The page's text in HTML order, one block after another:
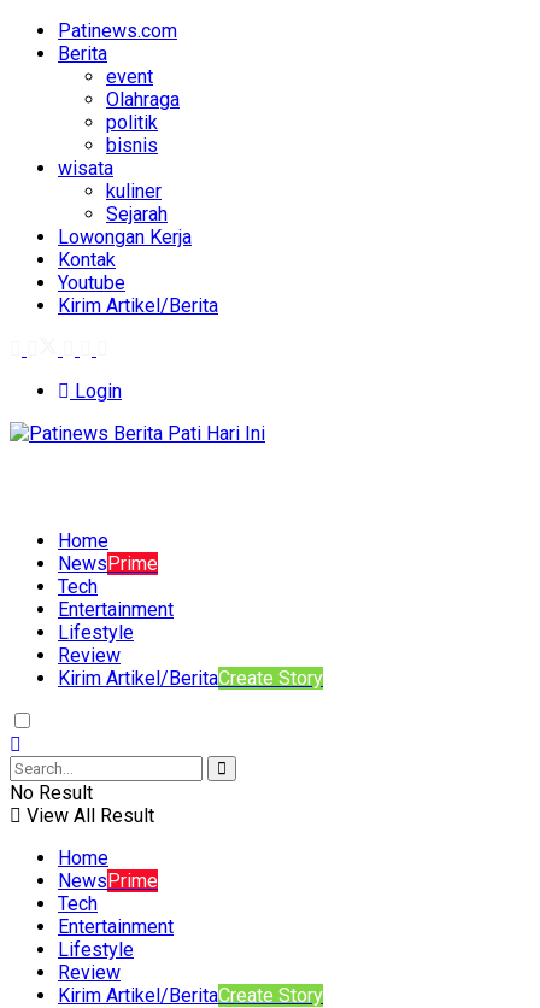
Patinews.com
Berita
event
Olahraga
politik
bisnis
wisata
kuliner
Sejarah
Lowongan Kerja
Kontak
Youtube
Kirim Artikel/Berita
Login
Home
NewsPrime
Tech
Entertainment
Lifestyle
Review
Kirim Artikel/BeritaCreate Story
No Result
View All Result
Home
NewsPrime
Tech
Entertainment
Lifestyle
Review
Kirim Artikel/BeritaCreate Story